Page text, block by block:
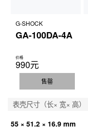
G-SHOCK
GA-100DA-4A
价格
990元
售罄
表壳尺寸（长× 宽× 高）
55 × 51.2 × 16.9 mm